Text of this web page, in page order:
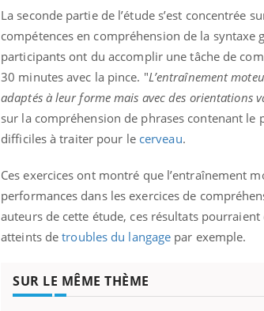
La seconde partie de l’étude s’est concentrée
compétences en compréhension de la syntaxe
participants ont du accomplir une tâche de
30 minutes avec la pince. "L’entraînement
adaptés à leur forme mais avec des orientations
sur la compréhension de phrases contenant le
difficiles à traiter pour le cerveau.
Ces exercices ont montré que l’entraînement
performances dans les exercices de
auteurs de cette étude, ces résultats
atteints detroubles du langage par exemple.
SUR LE MÊME THÈME